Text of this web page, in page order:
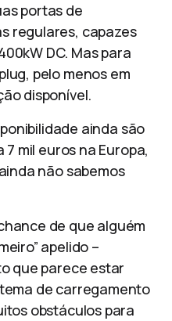
portas de
regulares, capazes
DC. Mas para
pelo menos em
disponível.
ainda são
mil euros na Europa,
não sabemos
de que alguém
apelido –
que parece estar
de carregamento
obstáculos para